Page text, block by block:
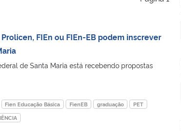
FIEn ou FIEn-EB podem inscrever
de Santa Maria está recebendo propostas
Fien Educação Básica FienEB graduação
PET